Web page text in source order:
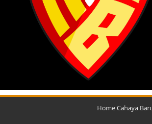
M
Home Cahaya